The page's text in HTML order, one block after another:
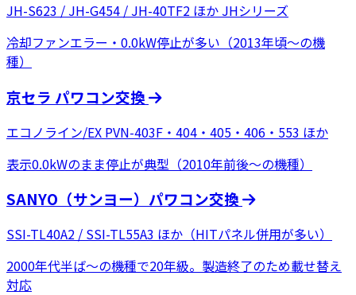
JH-S623 / JH-G454 / JH-40TF2 ほか JHシリーズ
冷却ファンエラー・0.0kW停止が多い（2013年頃〜の機
種）
京セラ パワコン交換
エコノライン/EX PVN-403F・404・405・406・553 ほか
表示0.0kWのまま停止が典型（2010年前後〜の機種）
SANYO（サンヨー）パワコン交換
SSI-TL40A2 / SSI-TL55A3 ほか（HITパネル併用が多い）
2000年代半ば〜の機種で20年級。製造終了のため載せ替え
対応